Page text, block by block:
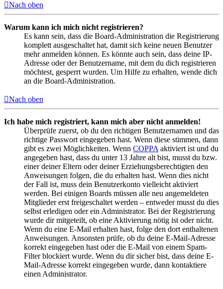
Nach oben
Warum kann ich mich nicht registrieren?
Es kann sein, dass die Board-Administration die Registrierung
komplett ausgeschaltet hat, damit sich keine neuen Benutzer
mehr anmelden können. Es könnte auch sein, dass deine IP-
Adresse oder der Benutzername, mit dem du dich registrieren
möchtest, gesperrt wurden. Um Hilfe zu erhalten, wende dich
an die Board-Administration.
Nach oben
Ich habe mich registriert, kann mich aber nicht anmelden!
Überprüfe zuerst, ob du den richtigen Benutzernamen und das
richtige Passwort eingegeben hast. Wenn diese stimmen, dann
gibt es zwei Möglichkeiten. Wenn COPPA aktiviert ist und du
angegeben hast, dass du unter 13 Jahre alt bist, musst du bzw.
einer deiner Eltern oder deiner Erziehungsberechtigten den
Anweisungen folgen, die du erhalten hast. Wenn dies nicht
der Fall ist, muss dein Benutzerkonto vielleicht aktiviert
werden. Bei einigen Boards müssen alle neu angemeldeten
Mitglieder erst freigeschaltet werden – entweder musst du dies
selbst erledigen oder ein Administrator. Bei der Registrierung
wurde dir mitgeteilt, ob eine Aktivierung nötig ist oder nicht.
Wenn du eine E-Mail erhalten hast, folge den dort enthaltenen
Anweisungen. Ansonsten prüfe, ob du deine E-Mail-Adresse
korrekt eingegeben hast oder die E-Mail von einem Spam-
Filter blockiert wurde. Wenn du dir sicher bist, dass deine E-
Mail-Adresse korrekt eingegeben wurde, dann kontaktiere
einen Administrator.